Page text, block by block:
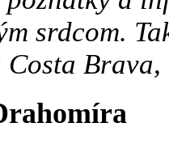
srdcom.
Costa